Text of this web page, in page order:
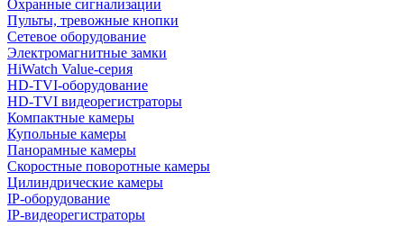
Охранные сигнализации
Пульты, тревожные кнопки
Сетевое оборудование
Электромагнитные замки
HiWatch Value-серия
HD-TVI-оборудование
HD-TVI видеорегистраторы
Компактные камеры
Купольные камеры
Панорамные камеры
Скоростные поворотные камеры
Цилиндрические камеры
IP-оборудование
IP-видеорегистраторы